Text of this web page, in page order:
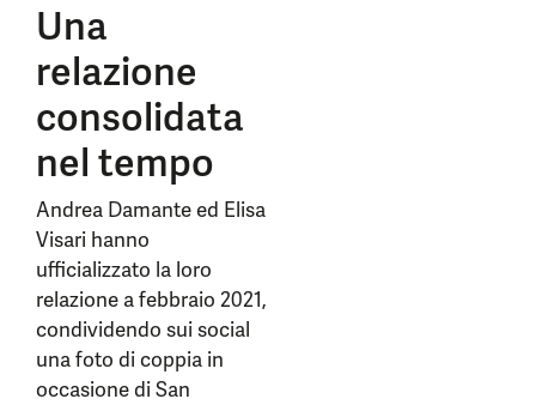
Una
relazione
consolidata
nel tempo
Andrea Damante ed Elisa
Visari hanno
ufficializzato la loro
relazione a febbraio 2021,
condividendo sui social
una foto di coppia in
occasione di San